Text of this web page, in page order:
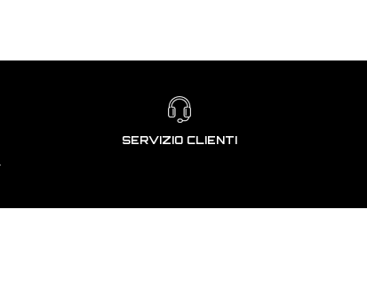
SERVIZIO CLIENTI